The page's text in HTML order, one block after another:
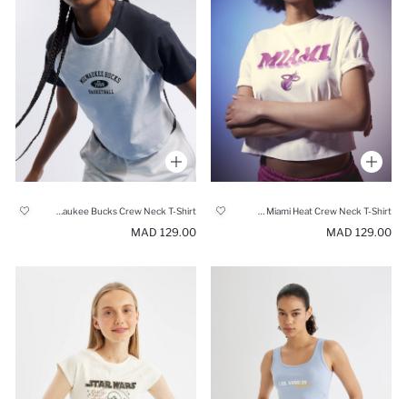
NBA Miami Heat Crew Neck T-Shirt
129.00 MAD
NBA Milwaukee Bucks Crew Neck T-Shirt
129.00 MAD